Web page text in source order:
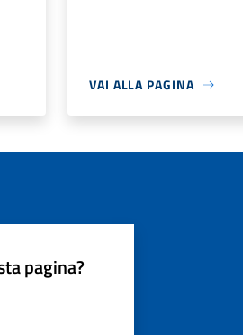
VAI ALLA PAGINA
pagina?